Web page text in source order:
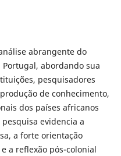
abrangente do
abordando sua
pesquisadores
de conhecimento,
dos países africanos
evidencia a
a forte orientação
a reflexão pós-colonial